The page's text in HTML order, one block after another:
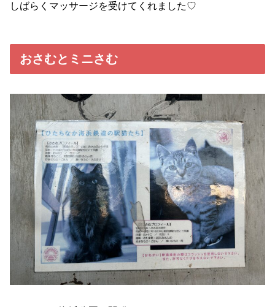
しばらくマッサージを受けてくれました♡
おさむとミニさむ